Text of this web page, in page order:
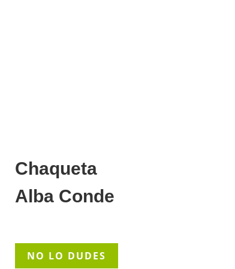
Chaqueta
Alba Conde
NO LO DUDES